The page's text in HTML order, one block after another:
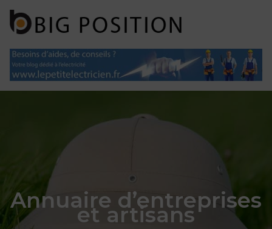
Annuaire d’entreprises
et artisans
Panneau de gestion des cookies